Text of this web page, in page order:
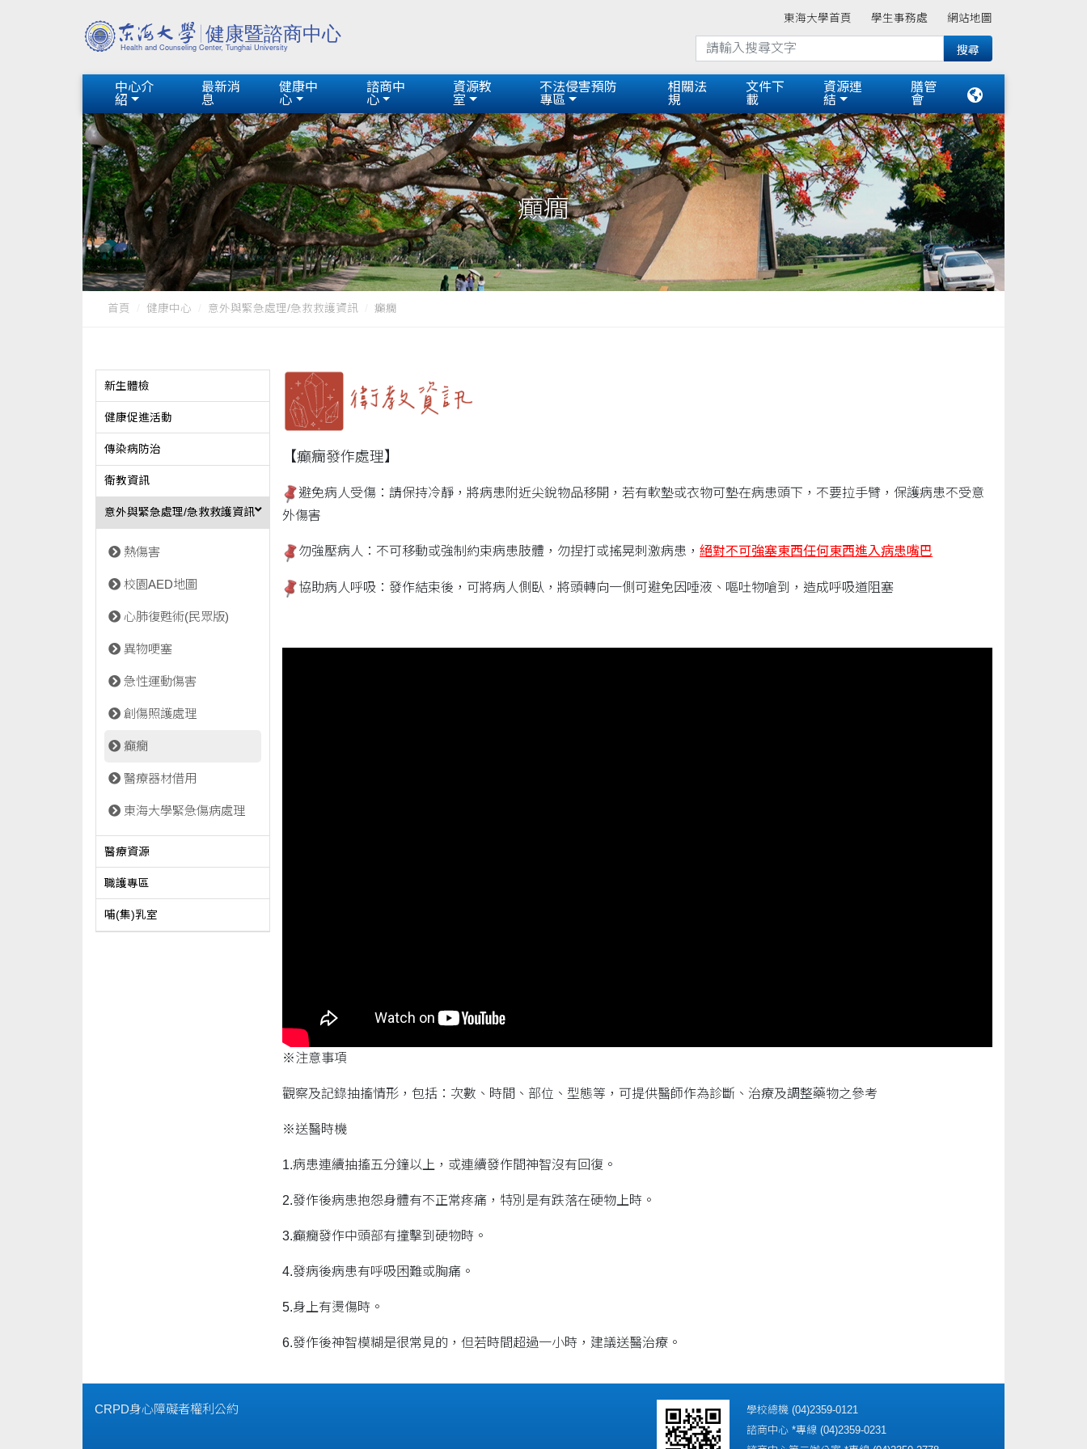
東海大學首頁 學生事務處 網站地圖
中心介
紹
最新消
息
健康中
心
諮商中
心
資源教
室
不法侵害預防
專區
相關法
規
文件下
載
資源連
結
膳管
會
癲癇
首頁 健康中心 意外與緊急處理/急救救護資訊 癲癇
新生體檢
健康促進活動
傳染病防治
衛教資訊
意外與緊急處理/急救救護資訊
熱傷害
校園AED地圖
心肺復甦術(民眾版)
異物哽塞
急性運動傷害
創傷照護處理
癲癇
醫療器材借用
東海大學緊急傷病處理
醫療資源
職護專區
哺(集)乳室
【癲癇發作處理】
避免病人受傷：請保持冷靜，將病患附近尖銳物品移開，若有軟墊或衣物可墊在病患頭下，不要拉手臂，保護病患不受意
外傷害
勿強壓病人：不可移動或強制約束病患肢體，勿捏打或搖晃刺激病患，絕對不可強塞東西任何東西進入病患嘴巴
協助病人呼吸：發作結束後，可將病人側臥，將頭轉向一側可避免因唾液、嘔吐物嗆到，造成呼吸道阻塞
※注意事項
觀察及記錄抽搐情形，包括：次數、時間、部位、型態等，可提供醫師作為診斷、治療及調整藥物之參考
※送醫時機
1.病患連續抽搐五分鐘以上，或連續發作間神智沒有回復。
2.發作後病患抱怨身體有不正常疼痛，特別是有跌落在硬物上時。
3.癲癇發作中頭部有撞擊到硬物時。
4.發病後病患有呼吸困難或胸痛。
5.身上有燙傷時。
6.發作後神智模糊是很常見的，但若時間超過一小時，建議送醫治療。
CRPD身心障礙者權利公約
學校總機 (04)2359-0121
諮商中心 *專線 (04)2359-0231